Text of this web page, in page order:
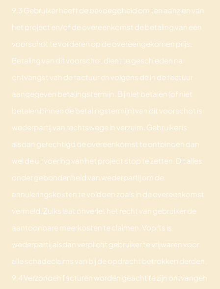
9.3 Gebruiker heeft de bevoegdheid om ten aanzien van
het project en/of de overeenkomst de betaling van een
voorschot te vorderen op de overeengekomen prijs.
Betaling van dit voorschot dient te geschieden na
ontvangst van de factuur en volgens de in de factuur
aangegeven betalingstermijn. Bij niet betalen (of niet
betalen binnen de betalingstermijn) van dit voorschot is
wederpartij van rechtswege in verzuim. Gebruiker is
alsdan gerechtigd de overeenkomst te ontbinden dan
wel de uitvoering van het project stop te zetten. Dit alles
onder gebondenheid van wederpartij om de
annuleringskosten te voldoen zoals in de overeenkomst
vermeld. Zulks laat onverlet het recht van gebruiker de
aantoonbare meerkosten te claimen. Voorts is
wederpartij alsdan verplicht gebruiker te vrijwaren voor
alle schadeclaims van bij de opdracht betrokken derden.
9.4 Verzonden facturen worden geacht te zijn ontvangen